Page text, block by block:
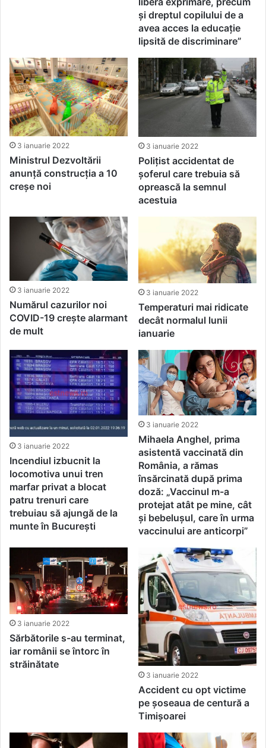
și dreptul copilului de a
avea acces la educație
lipsită de discriminare”
3 ianuarie 2022
Ministrul Dezvoltării
anunță construcția a 10
creșe noi
3 ianuarie 2022
Polițist accidentat de
șoferul care trebuia să
oprească la semnul
acestuia
3 ianuarie 2022
Numărul cazurilor noi
COVID-19 crește alarmant
de mult
3 ianuarie 2022
Temperaturi mai ridicate
decât normalul lunii
ianuarie
3 ianuarie 2022
Incendiul izbucnit la
locomotiva unui tren
marfar privat a blocat
patru trenuri care
trebuiau să ajungă de la
munte în București
3 ianuarie 2022
Mihaela Anghel, prima
asistentă vaccinată din
România, a rămas
însărcinată după prima
doză: „Vaccinul m-a
protejat atât pe mine, cât
și bebelușul, care în urma
vaccinului are anticorpi”
3 ianuarie 2022
Sărbătorile s-au terminat,
iar românii se întorc în
străinătate
3 ianuarie 2022
Accident cu opt victime
pe șoseaua de centură a
Timișoarei